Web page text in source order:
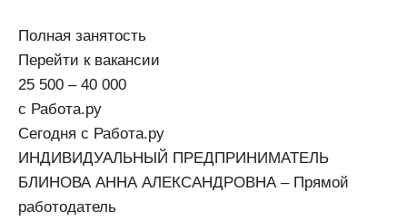
Полная занятость
Перейти к вакансии
25 500 – 40 000
с Работа.ру
Сегодня с Работа.ру
ИНДИВИДУАЛЬНЫЙ ПРЕДПРИНИМАТЕЛЬ
БЛИНОВА АННА АЛЕКСАНДРОВНА – Прямой
работодатель